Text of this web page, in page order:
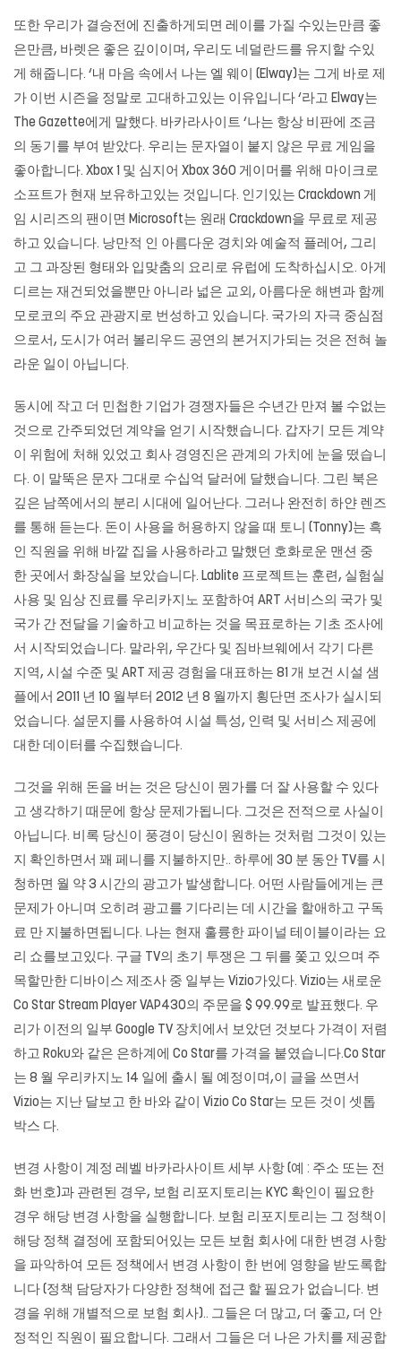
또한 우리가 결승전에 진출하게되면 레이를 가질 수있는만큼 좋
은만큼, 바렛은 좋은 깊이이며, 우리도 네덜란드를 유지할 수있
게 해줍니다. ‘내 마음 속에서 나는 엘 웨이 (Elway)는 그게 바로 제
가 이번 시즌을 정말로 고대하고있는 이유입니다 ‘라고 Elway는
The Gazette에게 말했다. 바카라사이트 ‘나는 항상 비판에 조금
의 동기를 부여 받았다. 우리는 문자열이 붙지 않은 무료 게임을
좋아합니다. Xbox 1 및 심지어 Xbox 360 게이머를 위해 마이크로
소프트가 현재 보유하고있는 것입니다. 인기있는 Crackdown 게
임 시리즈의 팬이면 Microsoft는 원래 Crackdown을 무료로 제공
하고 있습니다. 낭만적 인 아름다운 경치와 예술적 플레어, 그리
고 그 과장된 형태와 입맞춤의 요리로 유럽에 도착하십시오. 아게
디르는 재건되었을뿐만 아니라 넓은 교외, 아름다운 해변과 함께
모로코의 주요 관광지로 번성하고 있습니다. 국가의 자극 중심점
으로서, 도시가 여러 볼리우드 공연의 본거지가되는 것은 전혀 놀
라운 일이 아닙니다.
동시에 작고 더 민첩한 기업가 경쟁자들은 수년간 만져 볼 수없는
것으로 간주되었던 계약을 얻기 시작했습니다. 갑자기 모든 계약
이 위험에 처해 있었고 회사 경영진은 관계의 가치에 눈을 떴습니
다. 이 말뚝은 문자 그대로 수십억 달러에 달했습니다. 그린 북은
깊은 남쪽에서의 분리 시대에 일어난다. 그러나 완전히 하얀 렌즈
를 통해 듣는다. 돈이 사용을 허용하지 않을 때 토니 (Tonny)는 흑
인 직원을 위해 바깥 집을 사용하라고 말했던 호화로운 맨션 중
한 곳에서 화장실을 보았습니다. Lablite 프로젝트는 훈련, 실험실
사용 및 임상 진료를 우리카지노 포함하여 ART 서비스의 국가 및
국가 간 전달을 기술하고 비교하는 것을 목표로하는 기초 조사에
서 시작되었습니다. 말라위, 우간다 및 짐바브웨에서 각기 다른
지역, 시설 수준 및 ART 제공 경험을 대표하는 81 개 보건 시설 샘
플에서 2011 년 10 월부터 2012 년 8 월까지 횡단면 조사가 실시되
었습니다. 설문지를 사용하여 시설 특성, 인력 및 서비스 제공에
대한 데이터를 수집했습니다.
그것을 위해 돈을 버는 것은 당신이 뭔가를 더 잘 사용할 수 있다
고 생각하기 때문에 항상 문제가됩니다. 그것은 전적으로 사실이
아닙니다. 비록 당신이 풍경이 당신이 원하는 것처럼 그것이 있는
지 확인하면서 꽤 페니를 지불하지만.. 하루에 30 분 동안 TV를 시
청하면 월 약 3 시간의 광고가 발생합니다. 어떤 사람들에게는 큰
문제가 아니며 오히려 광고를 기다리는 데 시간을 할애하고 구독
료 만 지불하면됩니다. 나는 현재 훌륭한 파이널 테이블이라는 요
리 쇼를보고있다. 구글 TV의 초기 투쟁은 그 뒤를 쫓고 있으며 주
목할만한 디바이스 제조사 중 일부는 Vizio가있다. Vizio는 새로운
Co Star Stream Player VAP430의 주문을 $ 99.99로 발표했다. 우
리가 이전의 일부 Google TV 장치에서 보았던 것보다 가격이 저렴
하고 Roku와 같은 은하계에 Co Star를 가격을 붙였습니다.Co Star
는 8 월 우리카지노 14 일에 출시 될 예정이며,이 글을 쓰면서
Vizio는 지난 달보고 한 바와 같이 Vizio Co Star는 모든 것이 셋톱
박스 다.
변경 사항이 계정 레벨 바카라사이트 세부 사항 (예 : 주소 또는 전
화 번호)과 관련된 경우, 보험 리포지토리는 KYC 확인이 필요한
경우 해당 변경 사항을 실행합니다. 보험 리포지토리는 그 정책이
해당 정책 결정에 포함되어있는 모든 보험 회사에 대한 변경 사항
을 파악하여 모든 정책에서 변경 사항이 한 번에 영향을 받도록합
니다 (정책 담당자가 다양한 정책에 접근 할 필요가 없습니다. 변
경을 위해 개별적으로 보험 회사).. 그들은 더 많고, 더 좋고, 더 안
정적인 직원이 필요합니다. 그래서 그들은 더 나은 가치를 제공합